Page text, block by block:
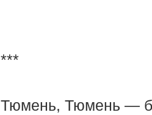
***
Тюмень, Тюмень —